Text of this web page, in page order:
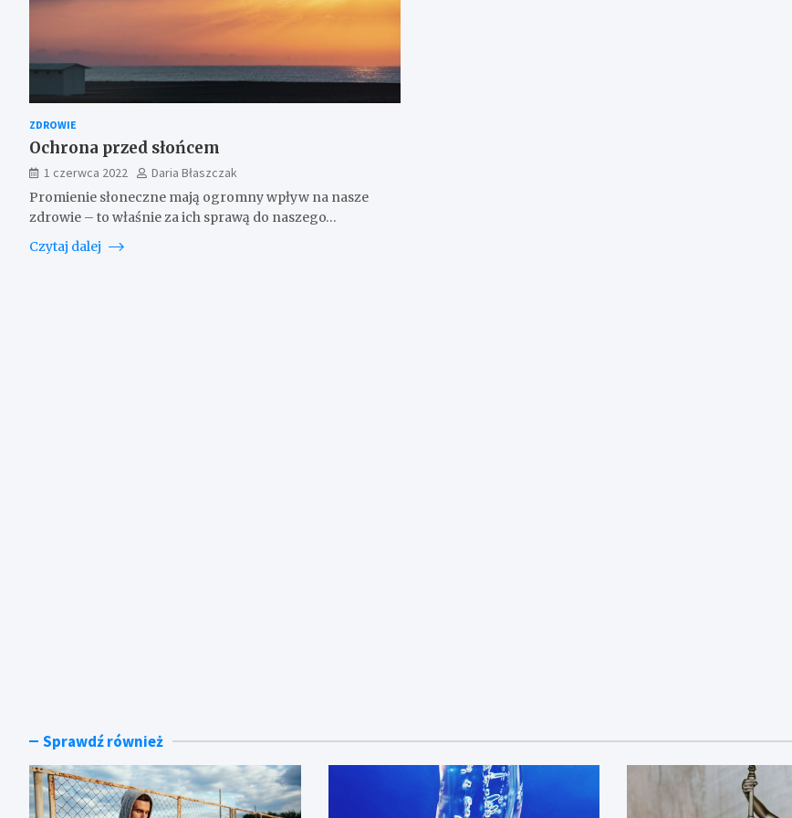
ZDROWIE
Ochrona przed słońcem
1 czerwca 2022
Daria Błaszczak
Promienie słoneczne mają ogromny wpływ na nasze
zdrowie – to właśnie za ich sprawą do naszego…
Czytaj dalej
Sprawdź również